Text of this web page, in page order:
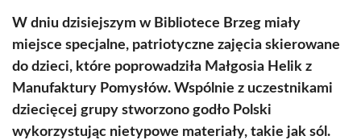
W dniu dzisiejszym w Bibliotece Brzeg miały
miejsce specjalne, patriotyczne zajęcia skierowane
do dzieci, które poprowadziła Małgosia Helik z
Manufaktury Pomysłów. Wspólnie z uczestnikami
dziecięcej grupy stworzono godło Polski
wykorzystując nietypowe materiały, takie jak sól.